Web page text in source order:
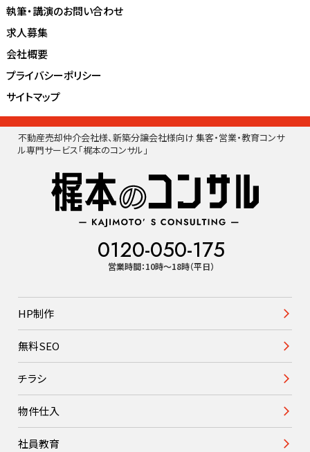
執筆・講演のお問い合わせ
求人募集
会社概要
プライバシーポリシー
サイトマップ
不動産売却仲介会社様、新築分譲会社様向け 集客・営業・教育コンサ
ル専門サービス「梶本のコンサル」
0120-050-175
営業時間：10時〜18時（平日）
HP制作
無料SEO
チラシ
物件仕入
社員教育